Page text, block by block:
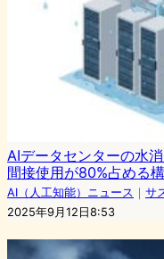
AIデータセンターの水
間接使用が80%占める
AI（人工知能）ニュース ｜ サ
2025年9月12日8:53